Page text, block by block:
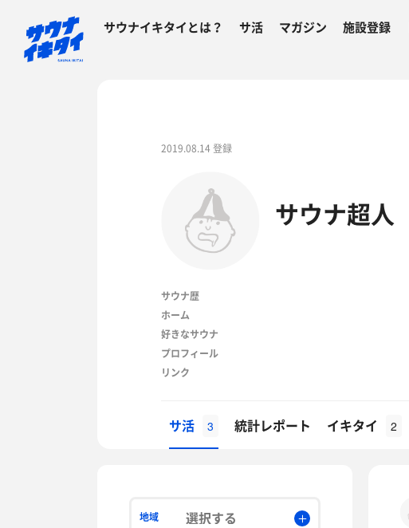
サウナイキタイとは？ サ活 マガジン 施設登録
2019.08.14 登録
サウナ超人
サウナ歴
ホーム
好きなサウナ
プロフィール
リンク
サ活 3 統計レポート イキタイ 2
地域 選択する